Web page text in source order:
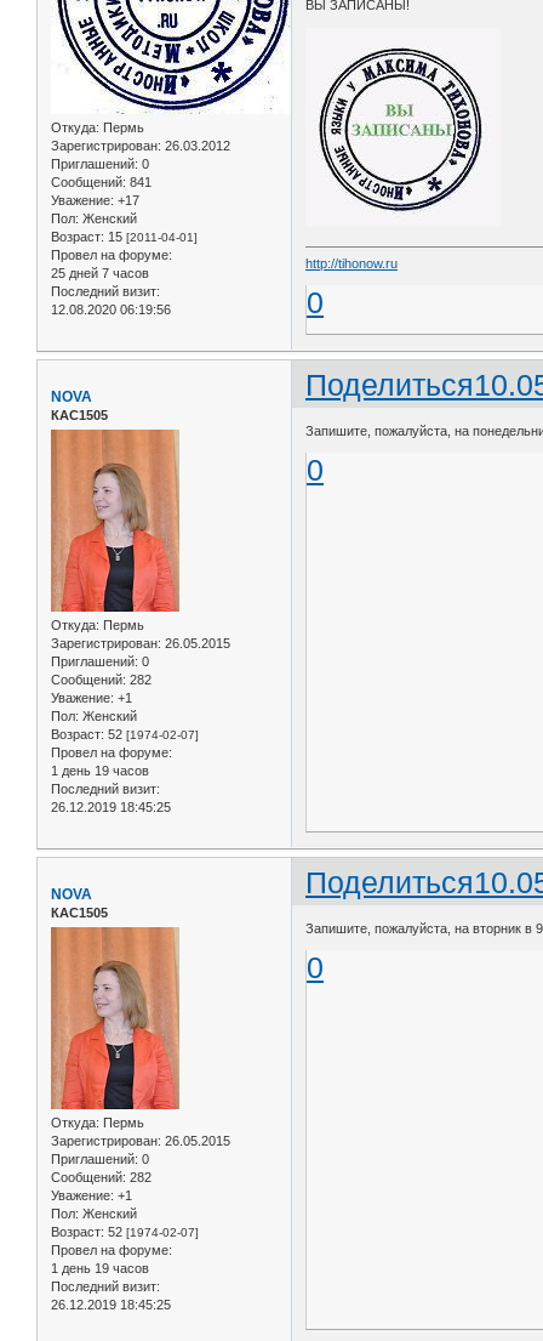
Откуда: Пермь
Зарегистрирован: 26.03.2012
Приглашений: 0
Сообщений: 841
Уважение: +17
Пол: Женский
Возраст: 15 [2011-04-01]
Провел на форуме:
25 дней 7 часов
Последний визит:
12.08.2020 06:19:56
ВЫ ЗАПИСАНЫ!
http://tihonow.ru
0
Поделиться
NOVA
КАС1505
Откуда: Пермь
Зарегистрирован: 26.05.2015
Приглашений: 0
Сообщений: 282
Уважение: +1
Пол: Женский
Возраст: 52 [1974-02-07]
Провел на форуме:
1 день 19 часов
Последний визит:
26.12.2019 18:45:25
Запишите, пожалуйста, на
0
Поделиться
NOVA
КАС1505
Откуда: Пермь
Зарегистрирован: 26.05.2015
Приглашений: 0
Сообщений: 282
Уважение: +1
Пол: Женский
Возраст: 52 [1974-02-07]
Провел на форуме:
1 день 19 часов
Последний визит:
26.12.2019 18:45:25
Запишите, пожалуйста, на вторник в
0